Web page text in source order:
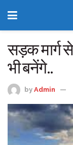
सड़क मार्ग
भी बनेंगे..
by Admin